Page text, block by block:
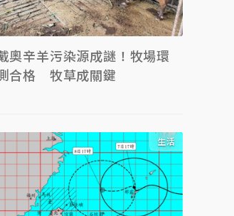
奧辛羊污染源成謎！牧場環
合格 牧草成關鍵
生活